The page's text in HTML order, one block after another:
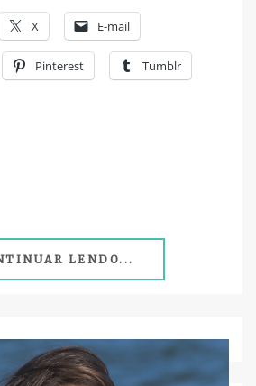
X E-mail
Pinterest Tumblr
LENDO...